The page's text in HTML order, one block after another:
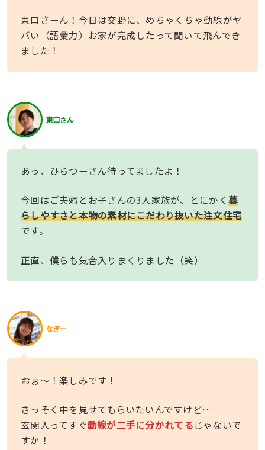
東口さーん！今日は交野に、めちゃくちゃ動線がヤ
バい（語彙力）お家が完成したって聞いて飛んでき
ました！
東口さん
あっ、ひらつーさん待ってましたよ！
今回はご夫婦とお子さんの3人家族が、とにかく 暮
らしやすさと本物の素材にこだわり抜いた注文住宅
です。
正直、僕らも気合入りまくりました（笑）
なぎー
おぉ〜！楽しみです！
さっそく中を見せてもらいたいんですけど…
玄関入ってすぐ動線が二手に分かれてるじゃないで
すか！